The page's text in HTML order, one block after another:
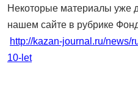
Некоторые материалы уже
нашем сайте в рубрике
http://kazan-journal.ru/news/
10-let